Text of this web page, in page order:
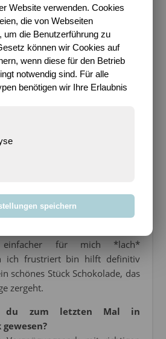
und Diskussionen. Teilweise
Zeit, erst recht, wenn man
Parteien grundsätzlich
Meinungen haben und nicht
du frustriert bist?
einfacher für mich *lach*
ich frustriert bin hilft definitiv
schönes Stück Schokolade, das
zergeht.
du zum letzten Mal in
Website verwenden. Cookies
die von Webseiten
um die Benutzerführung zu
können wir Cookies auf
wenn diese für den Betrieb
notwendig sind. Für alle
benötigen wir Ihre Erlaubnis
speichern